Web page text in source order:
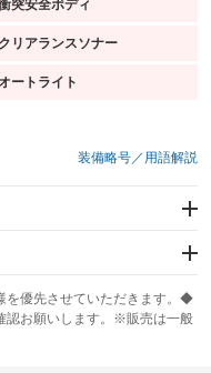
突安全ボディ
装備あり
クリアランスソナー
：装備あり
ートライト
装備あり
装備略号／用語解説
を優先させていただきます。◆
認お願いします。※販売は一般